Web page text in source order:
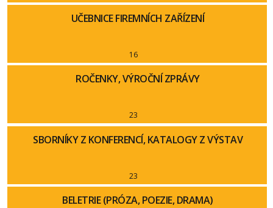
UČEBNICE FIREMNÍCH ZAŘÍZENÍ
16
ROČENKY, VÝROČNÍ ZPRÁVY
23
SBORNÍKY Z KONFERENCÍ, KATALOGY Z VÝSTAV
23
BELETRIE (PRÓZA, POEZIE, DRAMA)